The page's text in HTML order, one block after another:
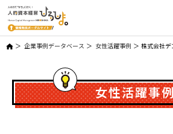
企業事例データベース 女性活躍事例 株式会社デ
女性活躍事